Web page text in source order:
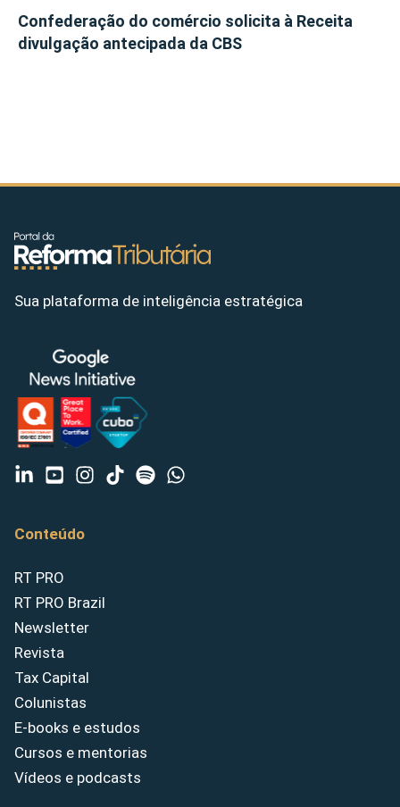
Confederação do comércio solicita à Receita
divulgação antecipada da CBS
Sua plataforma de inteligência estratégica
Conteúdo
RT PRO
RT PRO Brazil
Newsletter
Revista
Tax Capital
Colunistas
E-books e estudos
Cursos e mentorias
Vídeos e podcasts